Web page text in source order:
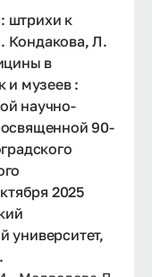
штрихи к
Кондакова, Л.
в
и музеев :
научно-
90-
2025
университет,